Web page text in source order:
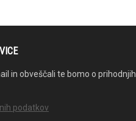
in obveščali te bomo o prihodnjih
podatkov